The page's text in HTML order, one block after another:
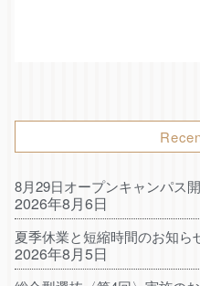
8月29日オープンキャンパス
2026年8月6日
夏季休業と短縮時間のお知ら
2026年8月5日